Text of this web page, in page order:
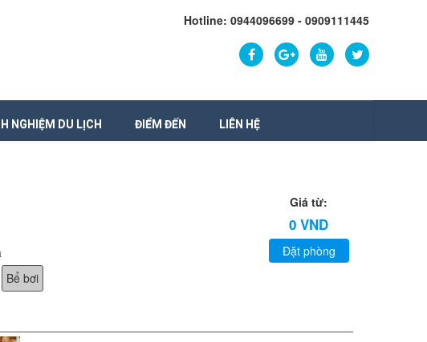
Hotline: 0944096699 - 0909111445
NGHIỆM DU LỊCH ĐIỂM ĐẾN LIÊN HỆ
Bể bơi
Giá từ:
0 VND
Đặt phòng